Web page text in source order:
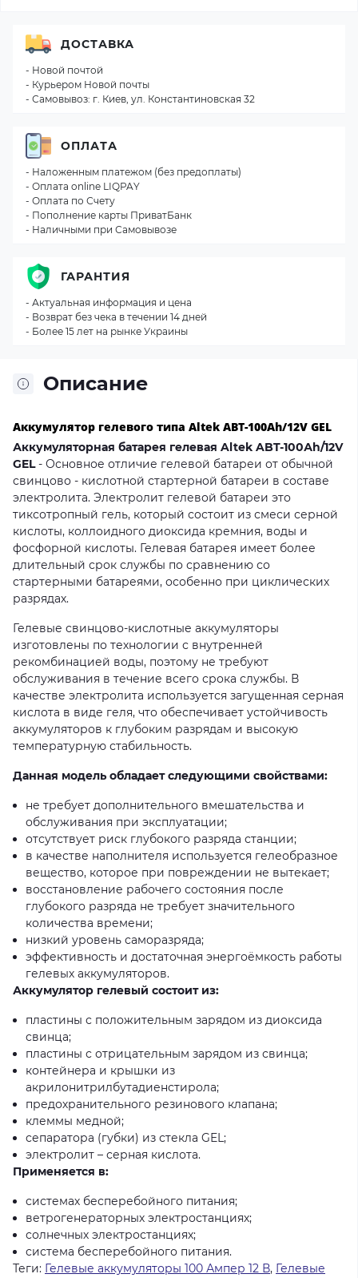
Описание
Аккумулятор гелевого типа Altek ABT-100Аh/12V GEL
Аккумуляторная батарея гелевая Altek ABT-100Аh/12V
GEL- Основное отличие гелевой батареи от обычной
свинцово - кислотной стартерной батареи в составе
электролита. Электролит гелевой батареи это
тиксотропный гель, который состоит из смеси серной
кислоты, коллоидного диоксида кремния, воды и
фосфорной кислоты. Гелевая батарея имеет более
длительный срок службы по сравнению со
стартерными батареями, особенно при циклических
разрядах.
Гелевые свинцово-кислотные аккумуляторы
изготовлены по технологии с внутренней
рекомбинацией воды, поэтому не требуют
обслуживания в течение всего срока службы. В
качестве электролита используется загущенная серная
кислота в виде геля, что обеспечивает устойчивость
аккумуляторов к глубоким разрядам и высокую
температурную стабильность.
Данная модель обладает следующими свойствами:
не требует дополнительного вмешательства и
обслуживания при эксплуатации;
отсутствует риск глубокого разряда станции;
в качестве наполнителя используется гелеобразное
вещество, которое при повреждении не вытекает;
восстановление рабочего состояния после
глубокого разряда не требует значительного
количества времени;
низкий уровень саморазряда;
эффективность и достаточная энергоёмкость работы
гелевых аккумуляторов.
Аккумулятор гелевый состоит из:
пластины с положительным зарядом из диоксида
свинца;
пластины с отрицательным зарядом из свинца;
контейнера и крышки из
акрилонитрилбутадиенстирола;
предохранительного резинового клапана;
клеммы медной;
сепаратора (губки) из стекла GEL;
электролит – серная кислота.
Применяется в:
системах бесперебойного питания;
ветрогенераторных электростанциях;
солнечных электростанциях;
система бесперебойного питания.
Теги: Гелевые аккумуляторы 100 Ампер 12 В, Гелевые
ДОСТАВКА
- Новой почтой
- Курьером Новой почты
- Самовывоз: г. Киев, ул. Константиновская 32
ОПЛАТА
- Наложенным платежом (без предоплаты)
- Оплата online LIQPAY
- Оплата по Счету
- Пополнение карты ПриватБанк
- Наличными при Самовывозе
ГАРАНТИЯ
- Актуальная информация и цена
- Возврат без чека в течении 14 дней
- Более 15 лет на рынке Украины